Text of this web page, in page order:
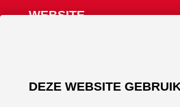
WEBSITE
DEZE WEBSITE